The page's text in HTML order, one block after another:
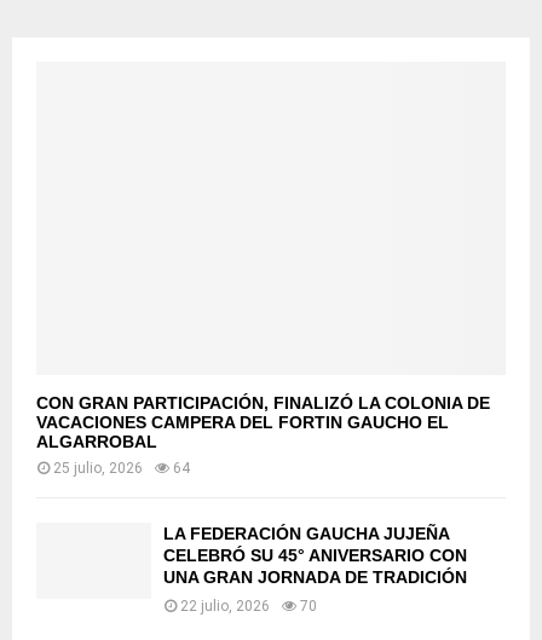
CON GRAN PARTICIPACIÓN, FINALIZÓ LA COLONIA DE
VACACIONES CAMPERA DEL FORTIN GAUCHO EL
ALGARROBAL
25 julio, 2026 64
LA FEDERACIÓN GAUCHA JUJEÑA
CELEBRÓ SU 45° ANIVERSARIO CON
UNA GRAN JORNADA DE TRADICIÓN
22 julio, 2026 70